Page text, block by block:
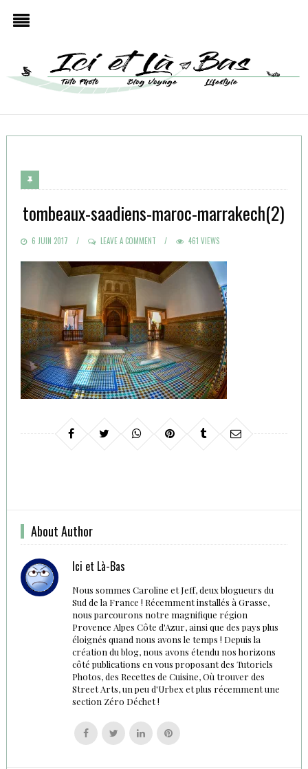
tombeaux-saadiens-maroc-marrakech(2)
POSTED
6 JUIN 2017 LEAVE A COMMENT 461 VIEWS
About Author
Ici et Là-Bas
Nous sommes Caroline et Jeff, deux blogueurs du
Sud de la France ! Récemment installés à Grasse,
nous parcourons notre magnifique région
Provence Alpes Côte d'Azur, ainsi que des pays plus
éloignés quand nous avons le temps ! Depuis la
création du blog, nous avons étendu nos horizons
côté publications en vous proposant des Tutoriels
Photos, des Recettes de Cuisine, Où trouver des
Street Arts, un peu d'Urbex et plus récemment une
section Zéro Déchet !
Follow
us
Follow
us
Follow
us
Follow
us